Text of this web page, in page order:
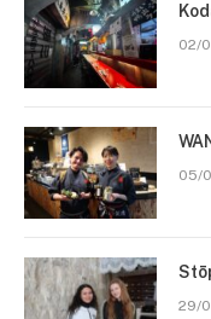
02/
05/
29/